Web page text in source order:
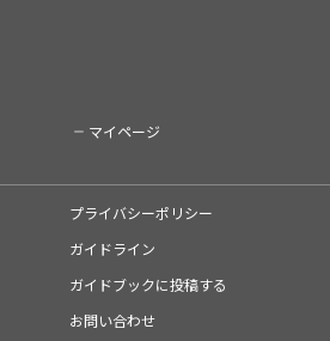
マイページ
プライバシーポリシー
ガイドライン
ガイドブックに投稿する
お問い合わせ